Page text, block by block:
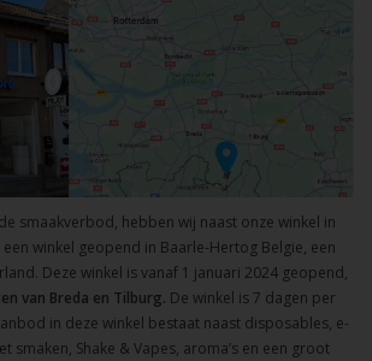
smaakverbod, hebben wij naast onze winkel in
winkel geopend in Baarle-Hertog Belgie, een
Deze winkel is vanaf 1 januari 2024 geopend,
van Breda en Tilburg. De winkel is 7 dagen per
in deze winkel bestaat naast disposables, e-
smaken, Shake & Vapes, aroma’s en een groot